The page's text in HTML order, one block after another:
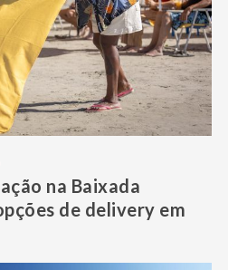
na Baixada
de delivery em